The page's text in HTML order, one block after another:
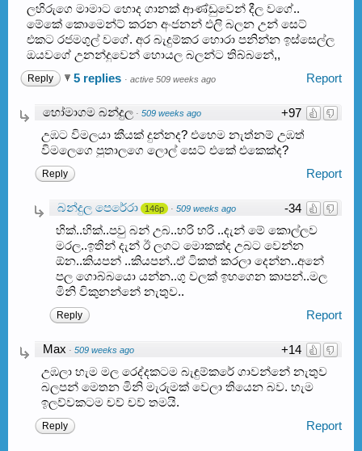
ලහිරුගෙ මාමාට හොද ගානක් ආණ්ඩුවෙන් දීල වගේ..
මේකේ කොමෙන්ට් කරන අංජනන් එලි බලන උන් සෙට්
එකට රජමගුල් වගේ. අර බැදුම්කර හොරා පනින්න ඉස්සෙල්ල
ඔයවගේ උනන්දුවෙන් හොයල බලන්ට තිබ්බනේ,,
Report
Reply 5 replies · active 509 weeks ago
+97
හෝමාගම බන්දුල · 509 weeks ago
උඹට විමලයා කීයක් දුන්නද? එහෙම නැත්නම් උඹත්
විමලෙගෙ පුතාලගෙ ලොල් සෙට් එකේ එකෙක්ද?
Report
Reply
-34
බන්දුල පෙරේරා 146p · 509 weeks ago
හික්..හික්..පවු බන් උබ..හරි හරි ..දැන් මේ කොල්ලව
මරල..ඉතින් දැන් ඊ ලගට මොකක්ද උබට වෙන්න
ඕන..කියපන් ..කියපන්..ඒ ටිකත් කරලා දෙන්න..අනේ
පල ගොබ්බයො යන්න..ගු වලක් ඉහගෙන කාපන්..මල
මිනි විකුනන්නේ නැතුව..
Report
Reply
+14
Max · 509 weeks ago
උඹලා හැම මල රෙද්දකටම බැඳුම්කරේ ගාවන්නේ නැතුව
බලපන් මෙතන මිනි මැරුමක් වෙලා තියෙන බව. හැම
ඉලව්වකටම චව් චව් තමයි.
Report
Reply